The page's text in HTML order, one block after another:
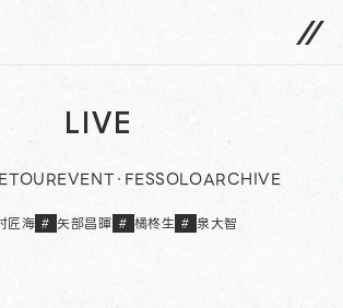
トトップへ
LIVE
TOUREVENT・FESSOLOARCHIVE
匠海 # 矢部昌暉 # 橘柊生 # 泉大智